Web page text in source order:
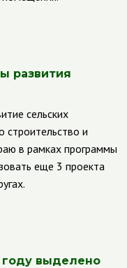
развития
сельских
строительство и
в рамках программы
еще 3 проекта
году выделено